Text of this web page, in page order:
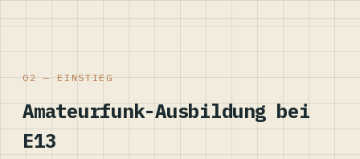
02 — EINSTIEG
Amateurfunk-Ausbildung bei
E13